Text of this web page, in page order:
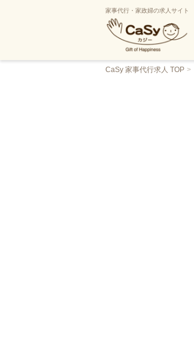
家事代行・家政婦の求人サイト
CaSy 家事代行求人 TOP